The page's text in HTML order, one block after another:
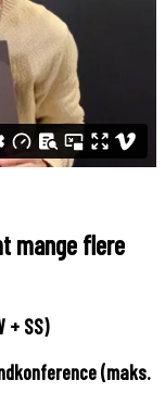
mange flere
+ SS)
(maks.